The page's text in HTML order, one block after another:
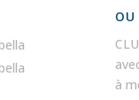
OU
à